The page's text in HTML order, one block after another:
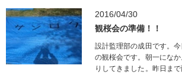
2016/04/30
観桜会の準備！！
設計監理部の成田です。
の観桜会です。朝一にな
りしてきました。昨日ま